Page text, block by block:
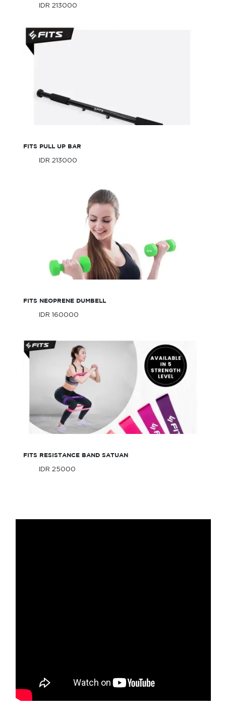
IDR 213000
IDR 213000
FITS PULL UP BAR
IDR 213000
FITS Pull Up Bar
IDR 213000
FITS NEOPRENE DUMBELL
IDR 160000
FITS Neoprene Dumbell
IDR 160000
FITS RESISTANCE BAND SATUAN
IDR 25000
FITS Resistance Band Satuan
IDR 25000